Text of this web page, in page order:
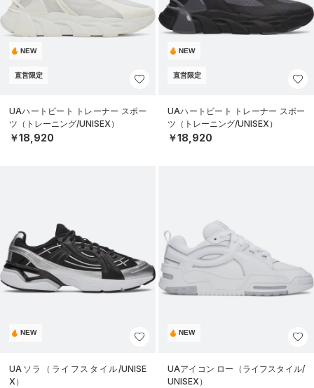
NEW
直営限定
UAハートビート トレーナー スポー
ツ（トレーニング/UNISEX）
￥18,920
NEW
直営限定
UAハートビート トレーナー スポー
ツ（トレーニング/UNISEX）
￥18,920
NEW
UAソラ（ライフスタイル/UNISE
X）
NEW
UAアイコン ロー（ライフスタイル/
UNISEX）